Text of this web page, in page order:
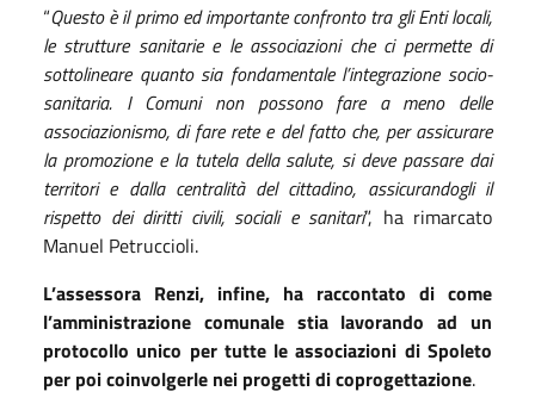
“Questo è il primo ed importante confronto tra gli Enti locali,
le strutture sanitarie e le associazioni che ci permette di
sottolineare quanto sia fondamentale l’integrazione socio-
sanitaria. I Comuni non possono fare a meno delle
associazionismo, di fare rete e del fatto che, per assicurare
la promozione e la tutela della salute, si deve passare dai
territori e dalla centralità del cittadino, assicurandogli il
rispetto dei diritti civili, sociali e sanitari”, ha rimarcato
Manuel Petruccioli.
L’assessora Renzi, infine, ha raccontato di come
l’amministrazione comunale stia lavorando ad un
protocollo unico per tutte le associazioni di Spoleto
per poi coinvolgerle nei progetti di coprogettazione.